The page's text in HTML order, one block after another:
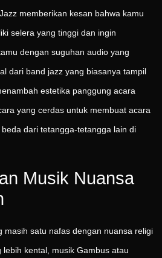
memberikan kesan bahwa kamu
selera yang tinggi dan ingin
dengan suguhan audio yang
dari band jazz yang biasanya tampil
estetika panggung acara
yang cerdas untuk membuat acara
dari tetangga-tetangga lain di
Musik Nuansa
masih satu nafas dengan nuansa religi
kental, musik Gambus atau